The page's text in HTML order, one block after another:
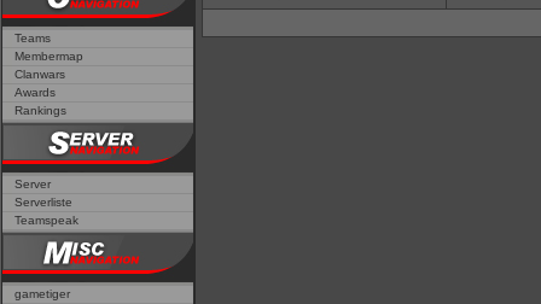
Teams
Membermap
Clanwars
Awards
Rankings
Server
Serverliste
Teamspeak
gametiger